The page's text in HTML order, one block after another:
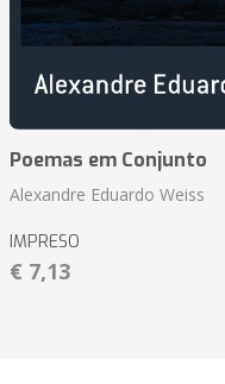
Poemas em Conjunto
Alexandre Eduardo Weiss
IMPRESO
€ 7,13